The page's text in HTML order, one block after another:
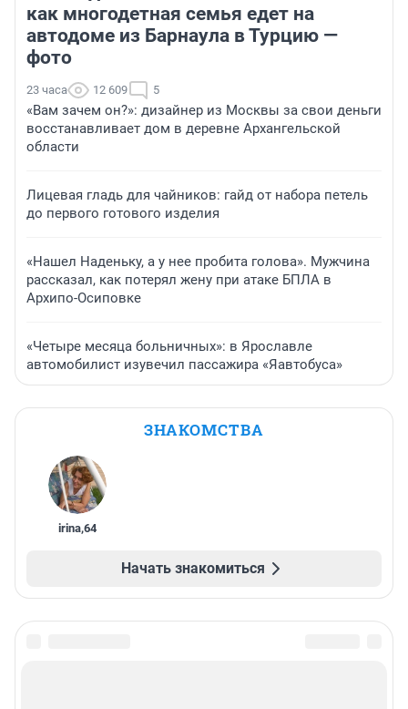
как многодетная семья едет на
автодоме из Барнаула в Турцию —
фото
23 часа 12 609 5
«Вам зачем он?»: дизайнер из Москвы за свои деньги
восстанавливает дом в деревне Архангельской
области
Лицевая гладь для чайников: гайд от набора петель
до первого готового изделия
«Нашел Наденьку, а у нее пробита голова». Мужчина
рассказал, как потерял жену при атаке БПЛА в
Архипо-Осиповке
«Четыре месяца больничных»: в Ярославле
автомобилист изувечил пассажира «Яавтобуса»
ЗНАКОМСТВА
irina,64
Начать знакомиться